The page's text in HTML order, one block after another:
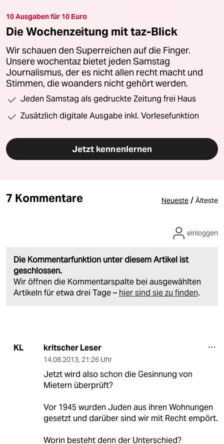
10 Ausgaben für 10 Euro
Die Wochenzeitung mit taz-Blick
Wir schauen den Superreichen auf die Finger.
Unsere wochentaz bietet jeden Samstag
Journalismus, der es nicht allen recht macht und
Stimmen, die woanders nicht gehört werden.
Jeden Samstag als gedruckte Zeitung frei Haus
Zusätzlich digitale Ausgabe inkl. Vorlesefunktion
Jetzt kennenlernen
7 Kommentare Neueste / Älteste
Die Kommentarfunktion unter diesem Artikel ist
geschlossen.
Wir öffnen die Kommentarspalte bei ausgewählten
Artikeln für etwa drei Tage – hier sind sie zu finden.
einloggen
KL kritscher Leser
14.08.2013, 21:26 Uhr
Jetzt wird also schon die Gesinnung von
Mietern überprüft?
Vor 1945 wurden Juden aus ihren Wohnungen
gesetzt und darüber sind wir mit Recht empört.
Worin besteht denn der Unterschied?